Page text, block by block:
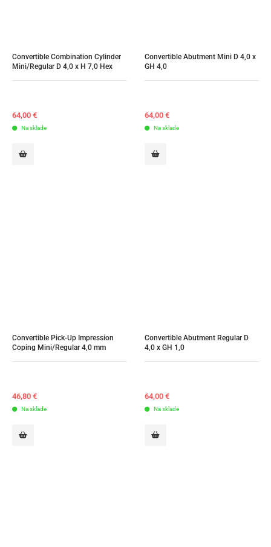
Convertible Combination Cylinder
Mini/Regular D 4,0 x H 7,0 Hex
64,00 €
Na sklade
Convertible Abutment Mini D 4,0 x
GH 4,0
64,00 €
Na sklade
Convertible Pick-Up Impression
Coping Mini/Regular 4,0 mm
46,80 €
Na sklade
Convertible Abutment Regular D
4,0 x GH 1,0
64,00 €
Na sklade